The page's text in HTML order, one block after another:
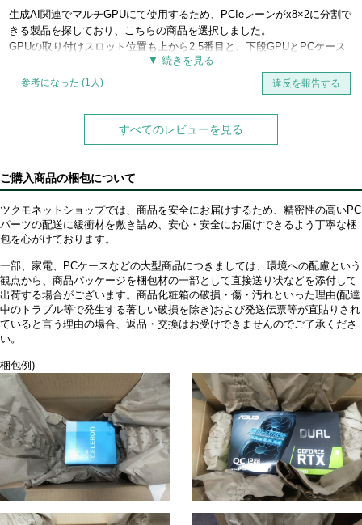
Thunderbolt 4を搭載している拡張性の高さも購入の決め手となりまし
た。
デザインが気に入った方はもちろん、安定性を重視する自作ユーザーに
もおすすめできるマザーボードだと思います。
生成AI関連でマルチGPUにて使用するため、PCIeレーンがx8×2に分割で
きる製品を探しており、こちらの商品を選択しました。
GPUの取り付けスロット位置も上から2,5番目と、下段GPUとPCケース
底面との間隔を広く取れる設計となっています。
ヒートシンクはマットなアルミニウム製で、派手さはないが全体的にし
っかりした作りになっており、特に組み立て時に不満に思うことはあり
とても満足しています。
参考になった (1人) 違反を報告する
すべてのレビューを見る
ご購入商品の梱包について
ツクモネットショップでは、商品を安全にお届けするため、精密性の高いPC
パーツの配送に緩衝材を敷き詰め、安心・安全にお届けできるよう丁寧な梱
包を心がけております。
一部、家電、PCケースなどの大型商品につきましては、環境への配慮という
観点から、商品パッケージを梱包材の一部として直接送り状などを添付して
出荷する場合がございます。商品化粧箱の破損・傷・汚れといった理由(配達
中のトラブル等で発生する著しい破損を除き)および発送伝票等が直貼りされ
ていると言う理由の場合、返品・交換はお受けできませんのでご了承くださ
い。
梱包例)